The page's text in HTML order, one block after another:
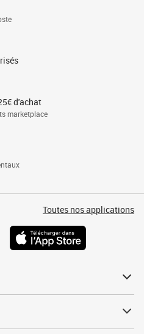
d'achat
marketplace
Toutes nos applications